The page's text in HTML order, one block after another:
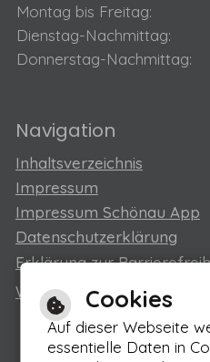
Montag bis Freitag:
Dienstag-Nachmittag:
Donnerstag-Nachmittag:
Navigation
Inhaltsverzeichnis
Impressum
Impressum Schönau App
Datenschutzerklärung
Erklärung zur
Webseiteneintrag für
Cookies
Auf dieser Webseite
essentielle Daten in